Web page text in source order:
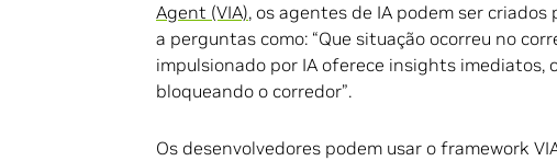
Agent (VIA), os agentes de IA podem ser
a perguntas como: “Que situação ocorreu no
impulsionado por IA oferece insights imediatos,
bloqueando o corredor”.
Os desenvolvedores podem usar o framework